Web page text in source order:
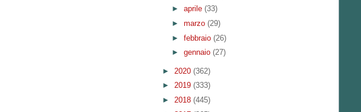
► aprile (33)
► marzo (29)
► febbraio (26)
► gennaio (27)
► 2020 (362)
► 2019 (333)
► 2018 (445)